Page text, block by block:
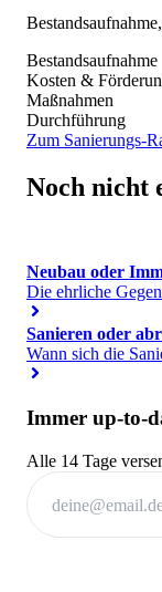
Bestandsaufnahme
Kosten &
Maßnahmen
Durchführung
Zum Sanierungs-
Noch nicht
Neubau oder
Die ehrliche
Sanieren oder
Wann sich die
Immer up-to-
Alle 14 Tage